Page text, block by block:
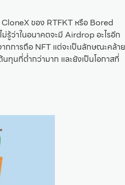
ของ RTFKT หรือ Bored
ว่าในอนาคตจะมี Airdrop อะไรอีก
กการถือ NFT แต่จะเป็นลักษณะคล้าย
นที่ต่ำกว่ามาก และยังเป็นโอกาสที่